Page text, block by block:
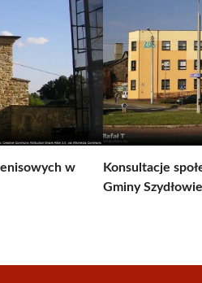
w
Konsultacje
Gminy